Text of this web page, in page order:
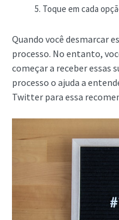
Toque em cada
Quando você desmarcar
processo. No entanto,
começar a receber essas
processo o ajuda a
Twitter para essa